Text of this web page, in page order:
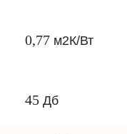
0,77 м2К/Вт
45Дб